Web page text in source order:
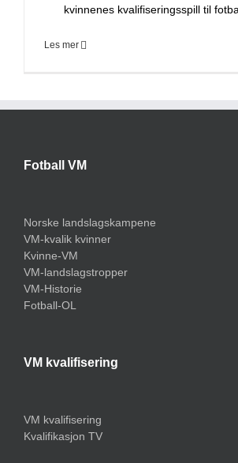
kvinnenes kvalifiseringsspill til
Les mer
Fotball VM
Norske landslagskampene
VM-kvalik kvinner
Kvinne-VM
VM-landslagstropper
VM-Historie
Fotball-OL
VM kvalifisering
VM kvalifisering
Kvalifikasjon TV